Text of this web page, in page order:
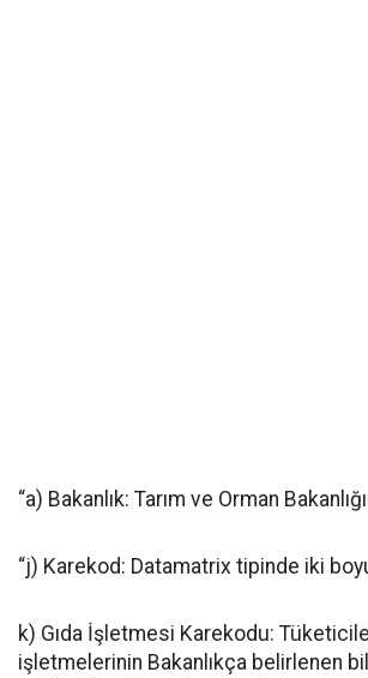
“a) Bakanlık: Tarım ve Orman
“j) Karekod: Datamatrix tipinde iki
k) Gıda İşletmesi Karekodu:
işletmelerinin Bakanlıkça belirlenen